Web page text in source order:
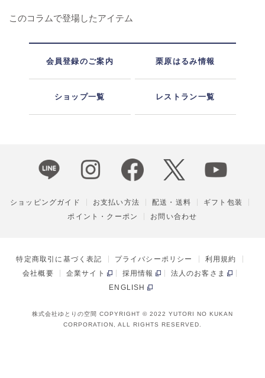
このコラムで登場したアイテム
会員登録のご案内 栗原はるみ情報
ショップ一覧 レストラン一覧
ショッピングガイド お支払い方法 配送・送料
ギフト包装
ポイント・クーポン
お問い合わせ
特定商取引に基づく表記 プライバシーポリシー
利用規約
会社概要
企業サイト 採用情報
法人のお客さま
ENGLISH
株式会社ゆとりの空間 COPYRIGHT © 2022 YUTORI NO KUKAN
CORPORATION, ALL RIGHTS RESERVED.